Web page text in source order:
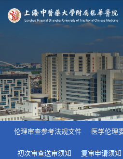
伦理审查参考法规文件 医学伦理
初次审查送审须知 复审申请须知